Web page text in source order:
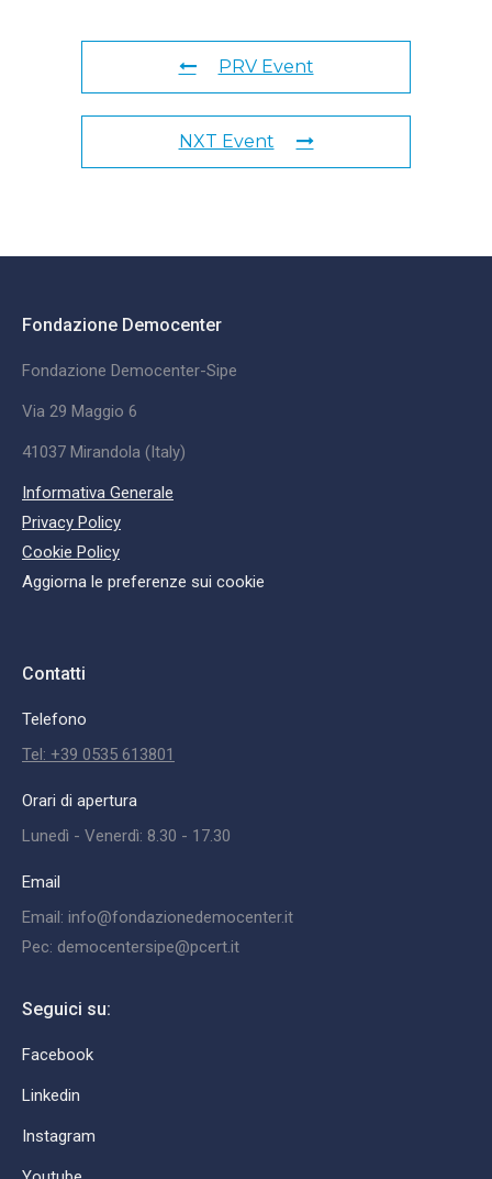
PRV Event
NXT Event
Fondazione Democenter
Fondazione Democenter-Sipe
Via 29 Maggio 6
41037 Mirandola (Italy)
Informativa Generale
Privacy Policy
Cookie Policy
Aggiorna le preferenze sui cookie
Contatti
Telefono
Tel: +39 0535 613801
Orari di apertura
Lunedì - Venerdì: 8.30 - 17.30
Email
Email: info@fondazionedemocenter.it
Pec: democentersipe@pcert.it
Seguici su:
Facebook
Linkedin
Instagram